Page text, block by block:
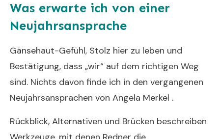
Was erwarte ich von einer
Neujahrsansprache
Gänsehaut-Gefühl, Stolz hier zu leben und
Bestätigung, dass „wir“ auf dem richtigen Weg
sind. Nichts davon finde ich in den vergangenen
Neujahrsansprachen von Angela Merkel .
Rückblick, Alternativen und Brücken beschreiben